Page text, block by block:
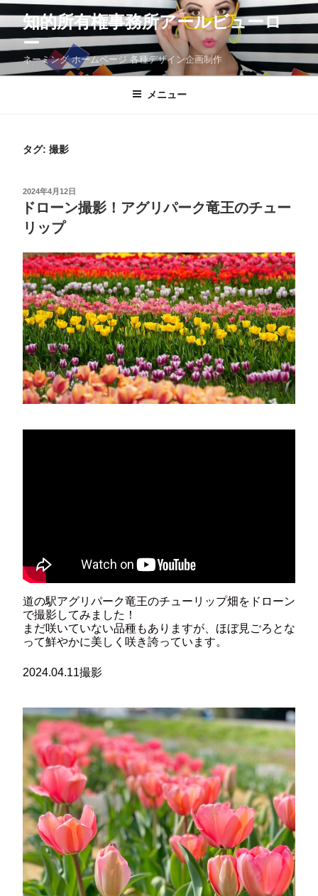
コ
ン
ツ
へ
知的所有権事務所アールビューロ
ー
ネーミング ホームページ 各種デザイン企画制作
メニュー
タグ: 撮影
投
稿
日:
2024年4月12日
ドローン撮影！アグリパーク竜王のチュー
リップ
道の駅アグリパーク竜王のチューリップ畑をドローン
で撮影してみました！
まだ咲いていない品種もありますが、ほぼ見ごろとな
って鮮やかに美しく咲き誇っています。
2024.04.11撮影